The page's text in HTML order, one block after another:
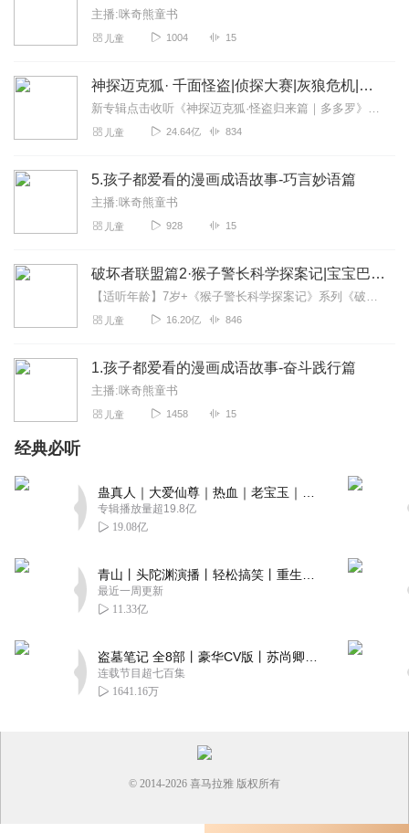
主播:咪奇熊童书
儿童 1004 15
神探迈克狐· 千面怪盗|侦探大赛|灰狼危机|多多罗
新专辑点击收听《神探迈克狐·怪盗归来篇｜多多罗》！！！>>>点击进入主播橱窗购买《神探迈克狐》系列图书吧!<<<多多罗故事【点击前往】收听多多罗其他好玩有趣的故...
儿童 24.64亿 834
5.孩子都爱看的漫画成语故事-巧言妙语篇
主播:咪奇熊童书
儿童 928 15
破坏者联盟篇2·猴子警长科学探案记|宝宝巴士故事
【适听年龄】7岁+《猴子警长科学探案记》系列《破坏者联盟篇1·猴子警长科学探案记》>>>《破坏者联盟篇2·猴子警长科学探案记》>>>《破坏者联盟篇3·猴子警长科...
儿童 16.20亿 846
1.孩子都爱看的漫画成语故事-奋斗践行篇
主播:咪奇熊童书
儿童 1458 15
经典必听
专辑播放量超19.8亿
19.08亿
最近一周更新
11.33亿
连载节目超七百集
1641.16万
© 2014-2026 喜马拉雅 版权所有